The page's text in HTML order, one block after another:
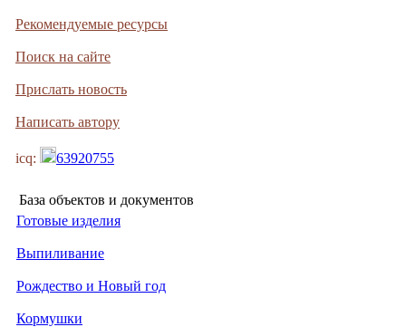
Рекомендуемые ресурсы
Поиск на сайте
Прислать новость
Написать автору
icq: 63920755
База объектов и документов
Готовые изделия
Выпиливание
Рождество и Новый год
Кормушки